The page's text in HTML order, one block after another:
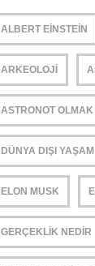
ALBERT EINSTEIN
ARKEOLOJI
ASTRONOT OLMAK
DÜNYA DIŞI YAŞAM
ELON MUSK
GERÇEKLIK NEDIR